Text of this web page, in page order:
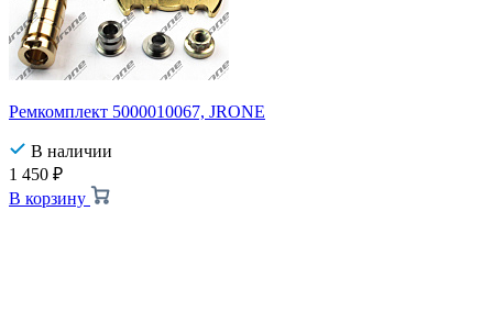
Ремкомплект 5000010067, JRONE
В наличии
1 450 ₽
В корзину